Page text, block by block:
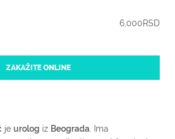
6,000RSD
ZAKAŽITE ONLINE
je urolog iz Beograda . Ima